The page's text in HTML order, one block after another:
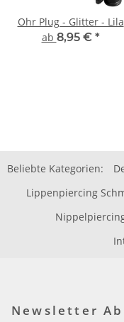
Ohr Plug - Glitter - Lila
ab 8,95 € *
Beliebte Kategorien:
Lippenpiercing
Newsletter